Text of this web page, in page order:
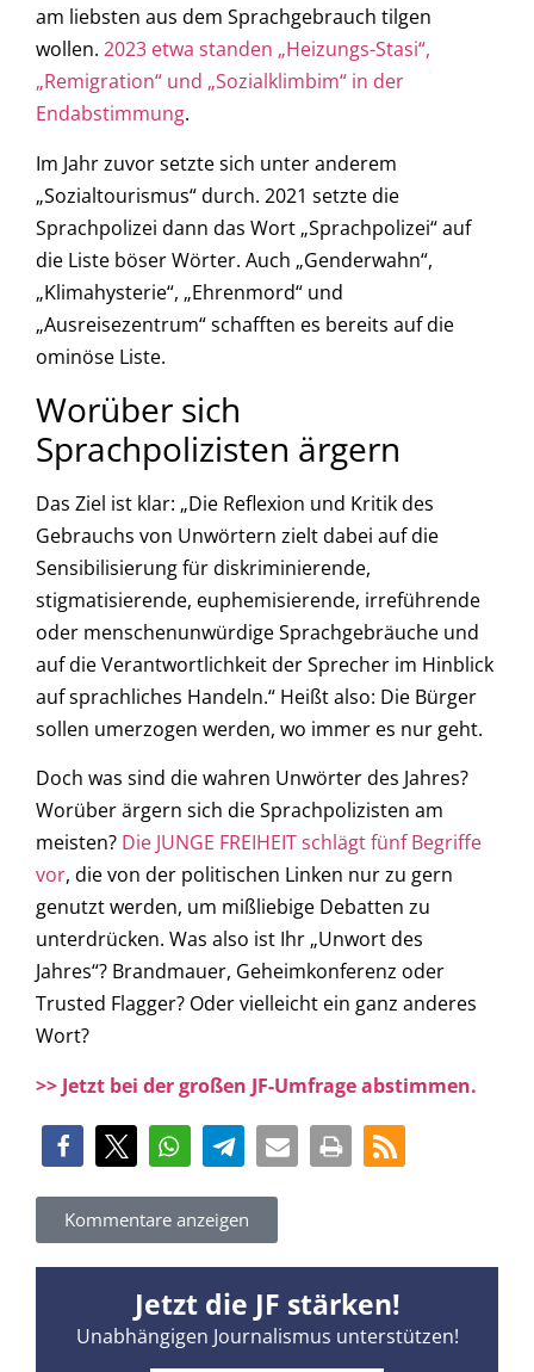
am liebsten aus dem Sprachgebrauch tilgen
wollen. 2023 etwa standen „Heizungs-Stasi“,
„Remigration“ und „Sozialklimbim“ in der
Endabstimmung.
Im Jahr zuvor setzte sich unter anderem
„Sozialtourismus“ durch. 2021 setzte die
Sprachpolizei dann das Wort „Sprachpolizei“ auf
die Liste böser Wörter. Auch „Genderwahn“,
„Klimahysterie“, „Ehrenmord“ und
„Ausreisezentrum“ schafften es bereits auf die
ominöse Liste.
Worüber sich
Sprachpolizisten ärgern
Das Ziel ist klar: „Die Reflexion und Kritik des
Gebrauchs von Unwörtern zielt dabei auf die
Sensibilisierung für diskriminierende,
stigmatisierende, euphemisierende, irreführende
oder menschenunwürdige Sprachgebräuche und
auf die Verantwortlichkeit der Sprecher im Hinblick
auf sprachliches Handeln.“ Heißt also: Die Bürger
sollen umerzogen werden, wo immer es nur geht.
Doch was sind die wahren Unwörter des Jahres?
Worüber ärgern sich die Sprachpolizisten am
meisten? Die JUNGE FREIHEIT schlägt fünf Begriffe
vor, die von der politischen Linken nur zu gern
genutzt werden, um mißliebige Debatten zu
unterdrücken. Was also ist Ihr „Unwort des
Jahres“? Brandmauer, Geheimkonferenz oder
Trusted Flagger? Oder vielleicht ein ganz anderes
Wort?
>> Jetzt bei der großen JF-Umfrage abstimmen.
Kommentare anzeigen
Jetzt die JF stärken!
Unabhängigen Journalismus unterstützen!